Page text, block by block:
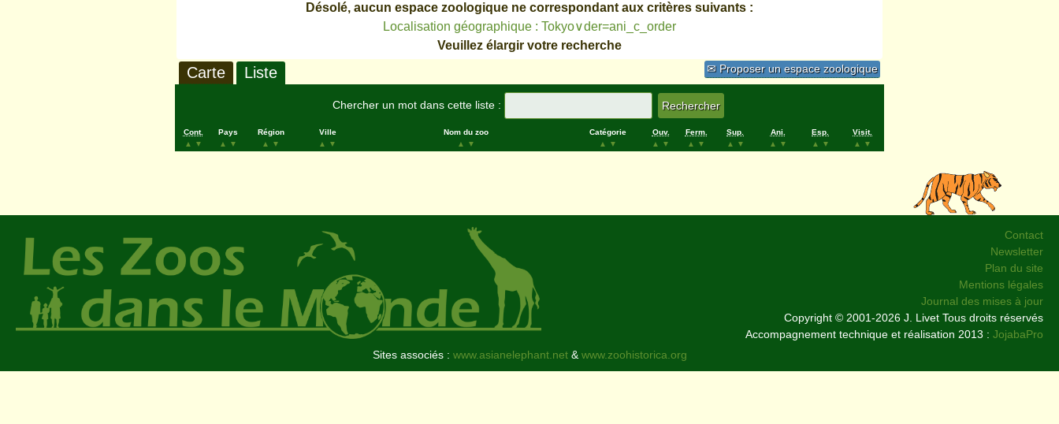
Désolé, aucun espace zoologique ne correspondant aux critères suivants :
Localisation géographique : Tokyo∨der=ani_c_order
Veuillez élargir votre recherche
✉ Proposer un espace zoologique
Carte Liste
Chercher un mot dans cette liste :
Cont.
▲
▼
Pays
▲
▼
Région
▲
▼
Ville
▲
▼
Nom du zoo
▲
▼
Catégorie
▲
▼
Ouv.
▲
▼
Ferm.
▲
▼
Sup.
▲
▼
Ani.
▲
▼
Esp.
▲
▼
Visit.
▲
▼
Contact
Newsletter
Plan du site
Mentions légales
Journal des mises à jour
Copyright © 2001-2026 J. Livet Tous droits réservés
Accompagnement technique et réalisation 2013 : JojabaPro
Sites associés : www.asianelephant.net&www.zoohistorica.org